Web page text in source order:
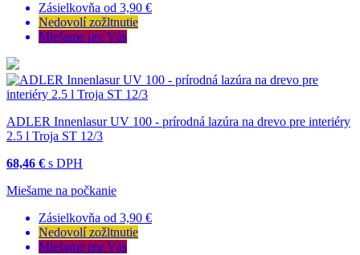
Zásielkovňa od 3,90 €
Nedovolí zožltnutie
Miešame pre Vás
ADLER Innenlasur UV 100 - prírodná lazúra na drevo pre interiéry
2.5 l Troja ST 12/3
68,46 € s DPH
Miešame na počkanie
Zásielkovňa od 3,90 €
Nedovolí zožltnutie
Miešame pre Vás